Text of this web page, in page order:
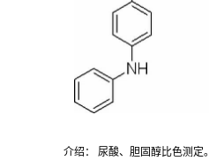
介绍： 尿酸、胆固醇比色测定